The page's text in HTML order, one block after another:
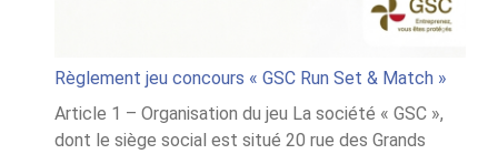
Règlement jeu concours « GSC Run Set & Match »
Article 1 – Organisation du jeu La société « GSC »,
dont le siège social est situé 20 rue des Grands